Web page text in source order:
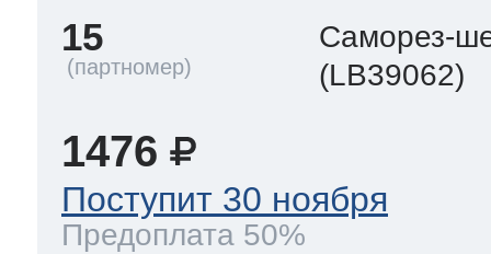
холод.камер
15
Саморез-
(LB39062)
1476
Поступит 30 ноября
Предоплата 50%